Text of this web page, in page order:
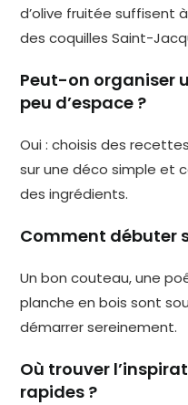
d’olive fruitée suffisent
des coquilles Saint-
Peut-on organiser
peu d’espace ?
Oui : choisis des
sur une déco simple et
des ingrédients.
Comment débuter
Un bon couteau, une
planche en bois sont
démarrer sereinement.
Où trouver
rapides ?